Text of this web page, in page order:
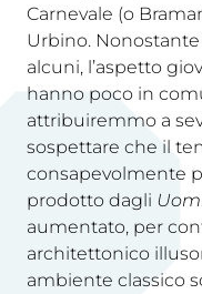
Carnevale (o
Urbino.
alcuni, l’aspetto
hanno poco in
attribuiremmo a
sospettare che il
consapevolmente
prodotto dagli
aumentato, per
architettonico
ambiente classico